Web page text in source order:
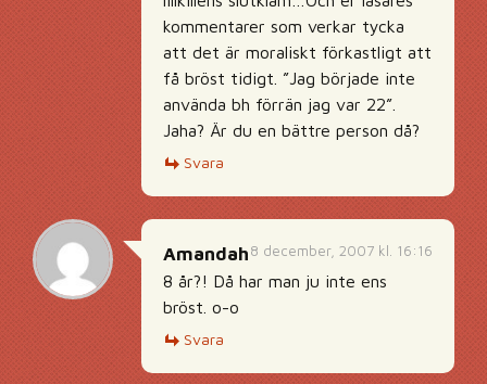
kommentarer som verkar tycka
att det är moraliskt förkastligt att
få bröst tidigt. ”Jag började inte
använda bh förrän jag var 22”.
Jaha? Är du en bättre person då?
Svara
8 december, 2007 kl. 16:16
Amandah
8 år?! Då har man ju inte ens
bröst. o-o
Svara